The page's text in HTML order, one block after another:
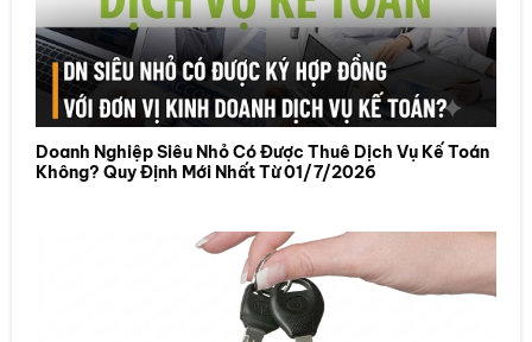
Doanh Nghiệp Siêu Nhỏ Có Được Thuê Dịch Vụ Kế Toán
Không? Quy Định Mới Nhất Từ 01/7/2026